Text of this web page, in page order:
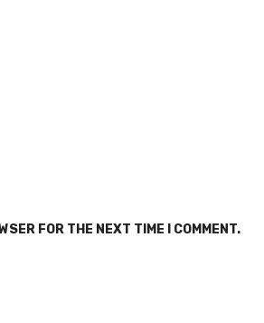
FOR THE NEXT TIME I COMMENT.